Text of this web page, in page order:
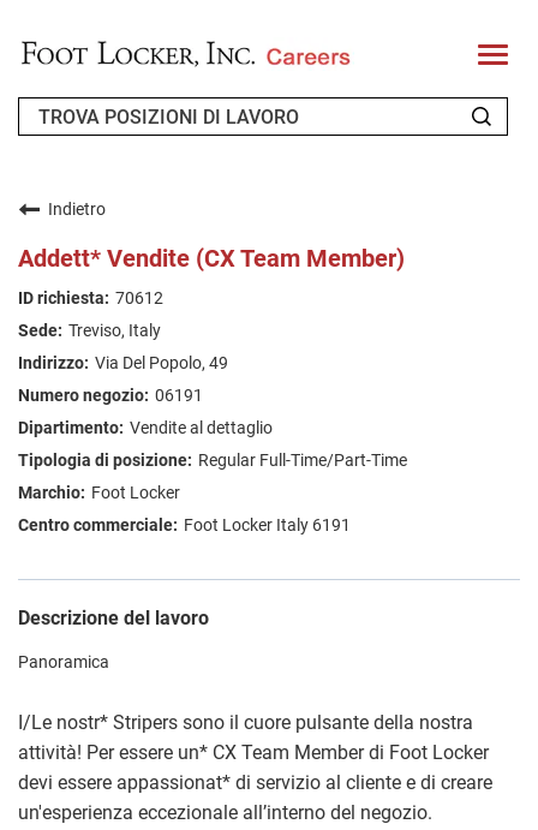
T
o
l
FAQ
CERCA LAVORO
Indietro
Addett* Vendite (CX Team Member)
70612
Treviso, Italy
Via Del Popolo, 49
06191
Vendite al dettaglio
Regular Full-Time/Part-Time
Foot Locker
Foot Locker Italy 6191
Descrizione del lavoro
Panoramica
I/Le nostr* Stripers sono il cuore pulsante della nostra
attività! Per essere un* CX Team Member di Foot Locker
devi essere appassionat* di servizio al cliente e di creare
un'esperienza eccezionale all’interno del negozio.